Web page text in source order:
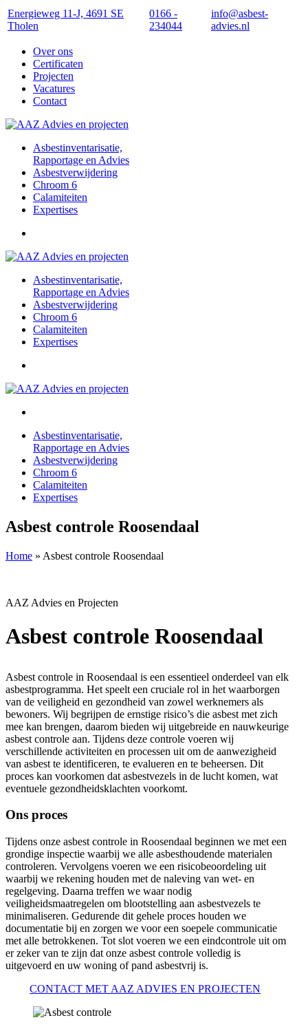
Energieweg 11-J, 4691 SE
Tholen
0166 -
234044
info@asbest-
advies.nl
Over ons
Certificaten
Projecten
Vacatures
Contact
Asbestinventarisatie,
Rapportage en Advies
Asbestverwijdering
Chroom 6
Calamiteiten
Expertises
Asbestinventarisatie,
Rapportage en Advies
Asbestverwijdering
Chroom 6
Calamiteiten
Expertises
Asbestinventarisatie,
Rapportage en Advies
Asbestverwijdering
Chroom 6
Calamiteiten
Expertises
Asbest controle Roosendaal
Home » Asbest controle Roosendaal
AAZ Advies en Projecten
Asbest controle Roosendaal
Asbest controle in Roosendaal is een essentieel onderdeel van elk
asbestprogramma. Het speelt een cruciale rol in het waarborgen
van de veiligheid en gezondheid van zowel werknemers als
bewoners. Wij begrijpen de ernstige risico’s die asbest met zich
mee kan brengen, daarom bieden wij uitgebreide en nauwkeurige
asbest controle aan. Tijdens deze controle voeren wij
verschillende activiteiten en processen uit om de aanwezigheid
van asbest te identificeren, te evalueren en te beheersen. Dit
proces kan voorkomen dat asbestvezels in de lucht komen, wat
eventuele gezondheidsklachten voorkomt.
Ons proces
Tijdens onze asbest controle in Roosendaal beginnen we met een
grondige inspectie waarbij we alle asbesthoudende materialen
controleren. Vervolgens voeren we een risicobeoordeling uit
waarbij we rekening houden met de naleving van wet- en
regelgeving. Daarna treffen we waar nodig
veiligheidsmaatregelen om blootstelling aan asbestvezels te
minimaliseren. Gedurende dit gehele proces houden we
documentatie bij en zorgen we voor een soepele communicatie
met alle betrokkenen. Tot slot voeren we een eindcontrole uit om
er zeker van te zijn dat onze asbest controle volledig is
uitgevoerd en uw woning of pand asbestvrij is.
CONTACT MET AAZ ADVIES EN PROJECTEN